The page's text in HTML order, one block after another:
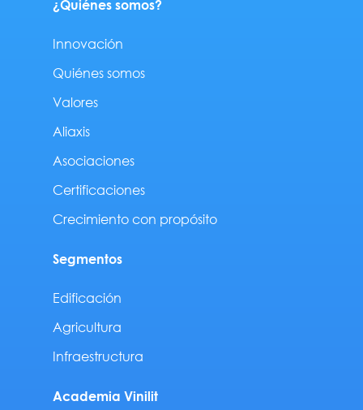
¿Quiénes somos?
Innovación
Quiénes somos
Valores
Aliaxis
Asociaciones
Certificaciones
Crecimiento con propósito
Segmentos
Edificación
Agricultura
Infraestructura
Academia Vinilit